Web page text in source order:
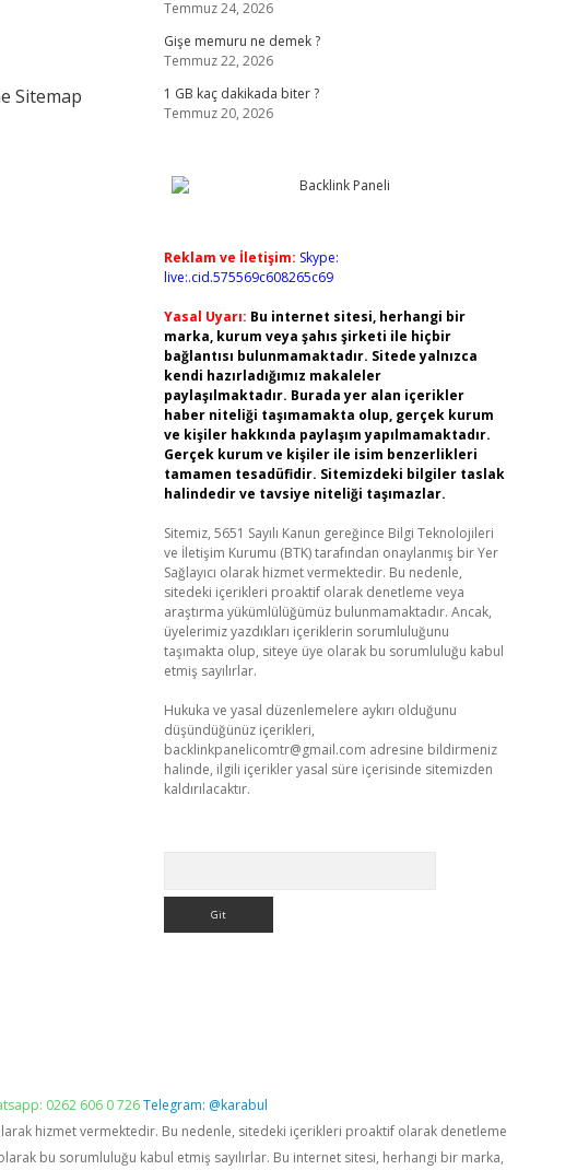
Sitemap
Temmuz 24, 2026
Gişe memuru ne demek ?
Temmuz 22, 2026
1 GB kaç dakikada biter ?
Temmuz 20, 2026
Reklam ve İletişim: Skype:
live:.cid.575569c608265c69
Yasal Uyarı: Bu internet sitesi, herhangi bir
marka, kurum veya şahıs şirketi ile hiçbir
bağlantısı bulunmamaktadır. Sitede yalnızca
kendi hazırladığımız makaleler
paylaşılmaktadır. Burada yer alan içerikler
haber niteliği taşımamakta olup, gerçek kurum
ve kişiler hakkında paylaşım yapılmamaktadır.
Gerçek kurum ve kişiler ile isim benzerlikleri
tamamen tesadüfidir. Sitemizdeki bilgiler taslak
halindedir ve tavsiye niteliği taşımazlar.
Sitemiz, 5651 Sayılı Kanun gereğince Bilgi Teknolojileri
ve İletişim Kurumu (BTK) tarafından onaylanmış bir Yer
Sağlayıcı olarak hizmet vermektedir. Bu nedenle,
sitedeki içerikleri proaktif olarak denetleme veya
araştırma yükümlülüğümüz bulunmamaktadır. Ancak,
üyelerimiz yazdıkları içeriklerin sorumluluğunu
taşımakta olup, siteye üye olarak bu sorumluluğu kabul
etmiş sayılırlar.
Hukuka ve yasal düzenlemelere aykırı olduğunu
düşündüğünüz içerikleri,
backlinkpanelicomtr@gmail.com adresine bildirmeniz
halinde, ilgili içerikler yasal süre içerisinde sitemizden
kaldırılacaktır.
0262 606 0 726Telegram: @karabul
olarak hizmet vermektedir. Bu nedenle, sitedeki içerikleri proaktif olarak denetleme
bu sorumluluğu kabul etmiş sayılırlar. Bu internet sitesi, herhangi bir marka,